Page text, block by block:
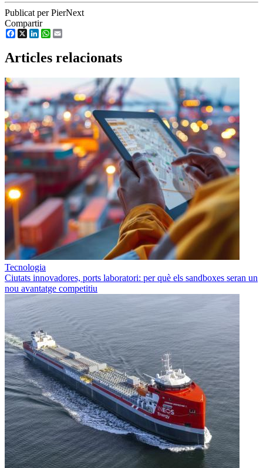
Publicat per PierNext
Compartir
Facebook
X LinkedInWhatsApp
Articles relacionats
Tecnologia
Ciutats innovadores, ports laboratori: per què els sandboxes seran un
nou avantatge competitiu